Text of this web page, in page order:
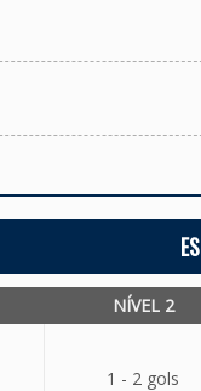
NÍVEL 2
1 - 2 gols